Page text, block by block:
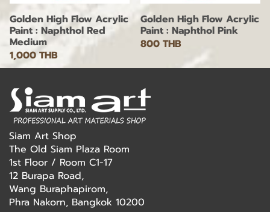
Golden High Flow Acrylic
Paint : Naphthol Red
Medium
1,000 THB
Golden High Flow Acrylic
Paint : Naphthol Pink
800 THB
Siam Art Shop
The Old Siam Plaza Room
1st Floor / Room C1-17
12 Burapa Road,
Wang Buraphapirom,
Phra Nakorn, Bangkok 10200